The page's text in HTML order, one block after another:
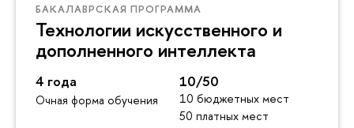
БАКАЛАВРСКАЯ ПРОГРАММА
Технологии искусственного и
дополненного интеллекта
4 года
Очная форма обучения
10/50
10 бюджетных мест
50 платных мест